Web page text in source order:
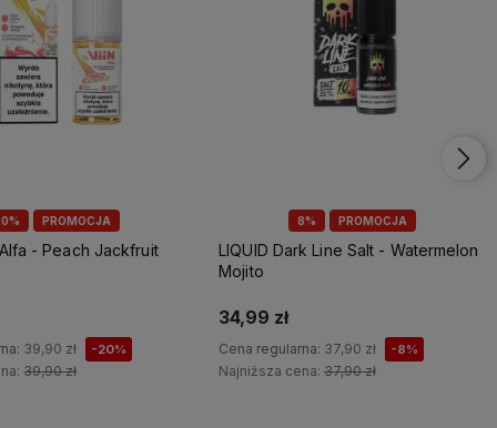
PROMOCJA
- Peach Jackfruit
39,90 zł -20%
39,90 zł
8% PROMOCJA
LIQUID Dark Line Salt - Watermelon
Mojito
34,99 zł
Cena regularna: 37,90 zł -8%
Najniższa cena:37,90 zł